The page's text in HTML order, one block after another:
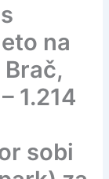
na
1.214
sobi